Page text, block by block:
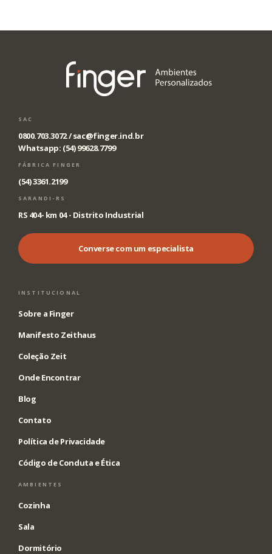
SAC
0800.703.3072 /sac@finger.ind.br
Whatsapp: (54) 99628.7799
FÁBRICA FINGER
(54) 3361.2199
SARANDI-RS
RS 404- km 04 - Distrito Industrial
Converse com um especialista
INSTITUCIONAL
Sobre a Finger
Manifesto Zeithaus
Coleção Zeit
Onde Encontrar
Blog
Contato
Política de Privacidade
Código de Conduta e Ética
AMBIENTES
Cozinha
Sala
Dormitório